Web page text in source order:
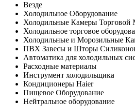
Везде
Холодильное Оборудование
Холодильные Камеры
Холодильное торговое
Холодильные и Морозильные
ПВХ Завесы и Шторы
Автоматика для холодильных
Расходные материалы
Инструмент холодильщика
Кондиционеры Haier
Пищевое Оборудование
Нейтральное оборудование